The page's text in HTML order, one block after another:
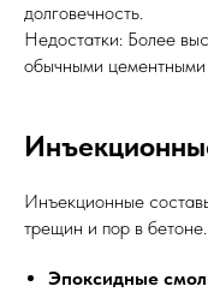
долговечность.
Недостатки: Более
обычными цементными
Инъекционные
трещин и пор в бетоне.
Эпоксидные